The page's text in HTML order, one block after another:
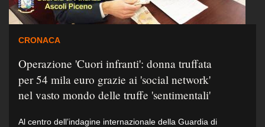
CRONACA
Operazione 'Cuori infranti': donna truffata
per 54 mila euro grazie ai 'social network'
nel vasto mondo delle truffe 'sentimentali'
Al centro dell’indagine internazionale della Guardia di